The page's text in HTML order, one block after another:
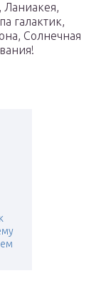
Ланиакея,
галактик,
Солнечная